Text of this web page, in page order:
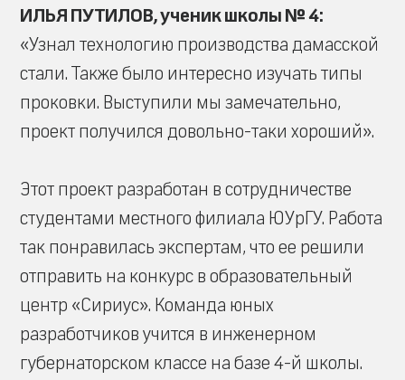
ИЛЬЯ ПУТИЛОВ, ученик школы № 4:
«Узнал технологию производства дамасской
стали. Также было интересно изучать типы
проковки. Выступили мы замечательно,
проект получился довольно-таки хороший».
Этот проект разработан в сотрудничестве
студентами местного филиала ЮУрГУ. Работа
так понравилась экспертам, что ее решили
отправить на конкурс в образовательный
центр «Сириус». Команда юных
разработчиков учится в инженерном
губернаторском классе на базе 4-й школы.